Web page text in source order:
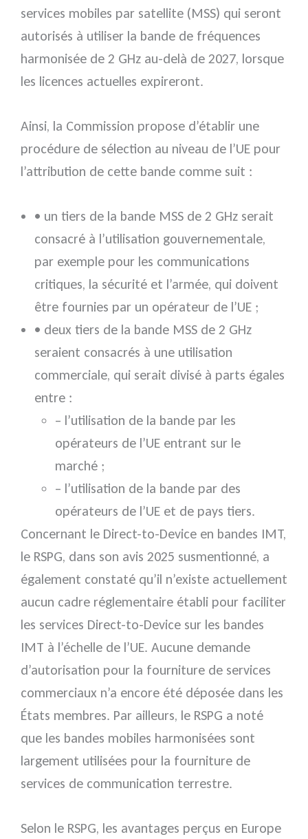
services mobiles par satellite (MSS) qui seront
autorisés à utiliser la bande de fréquences
harmonisée de 2 GHz au-delà de 2027, lorsque
les licences actuelles expireront.
Ainsi, la Commission propose d’établir une
procédure de sélection au niveau de l’UE pour
l’attribution de cette bande comme suit :
• un tiers de la bande MSS de 2 GHz serait
consacré à l’utilisation gouvernementale,
par exemple pour les communications
critiques, la sécurité et l’armée, qui doivent
être fournies par un opérateur de l’UE ;
• deux tiers de la bande MSS de 2 GHz
seraient consacrés à une utilisation
commerciale, qui serait divisé à parts égales
entre :
– l’utilisation de la bande par les
opérateurs de l’UE entrant sur le
marché ;
– l’utilisation de la bande par des
opérateurs de l’UE et de pays tiers.
Concernant le Direct-to-Device en bandes IMT,
le RSPG, dans son avis 2025 susmentionné, a
également constaté qu’il n’existe actuellement
aucun cadre réglementaire établi pour faciliter
les services Direct-to-Device sur les bandes
IMT à l’échelle de l’UE. Aucune demande
d’autorisation pour la fourniture de services
commerciaux n’a encore été déposée dans les
États membres. Par ailleurs, le RSPG a noté
que les bandes mobiles harmonisées sont
largement utilisées pour la fourniture de
services de communication terrestre.
Selon le RSPG, les avantages perçus en Europe